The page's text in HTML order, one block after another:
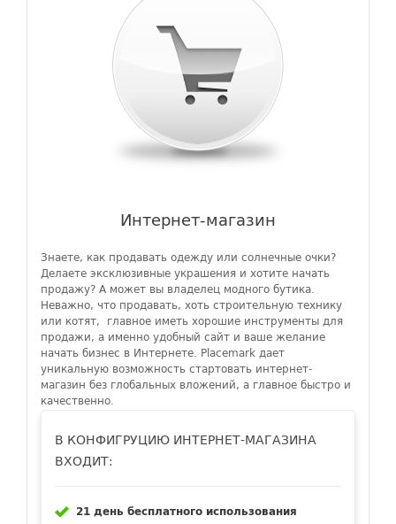
Интернет-магазин
Знаете, как продавать одежду или солнечные очки?
Делаете эксклюзивные украшения и хотите начать
продажу? А может вы владелец модного бутика.
Неважно, что продавать, хоть строительную технику
или котят, главное иметь хорошие инструменты для
продажи, а именно удобный сайт и ваше желание
начать бизнес в Интернете. Placemark дает
уникальную возможность стартовать интернет-
магазин без глобальных вложений, а главное быстро и
качественно.
В КОНФИГРУЦИЮ ИНТЕРНЕТ-МАГАЗИНА
ВХОДИТ:
21 день бесплатного использования